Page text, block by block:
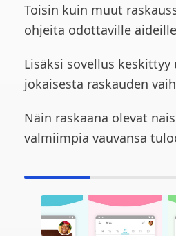
Toisin kuin muut
ohjeita odottaville
Lisäksi sovellus
jokaisesta raskauden
Näin raskaana olevat
valmiimpia vauvansa